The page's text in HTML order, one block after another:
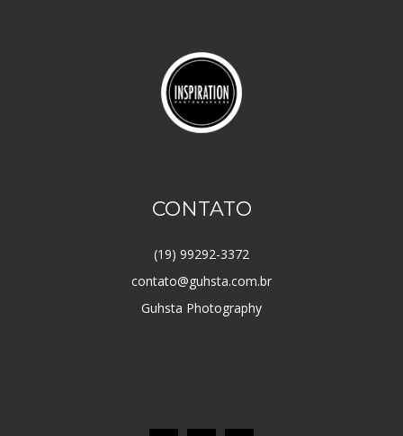
CONTATO
(19) 99292-3372
contato@guhsta.com.br
Guhsta Photography